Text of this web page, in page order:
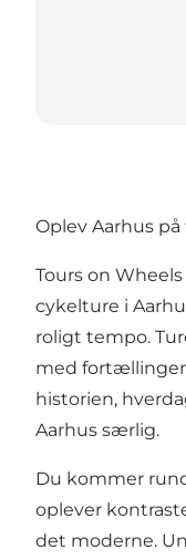
Oplev Aarhus
Tours on
cykelture i
roligt tempo.
med
historien,
Aarhus særlig.
Du kommer
oplever
det moderne.